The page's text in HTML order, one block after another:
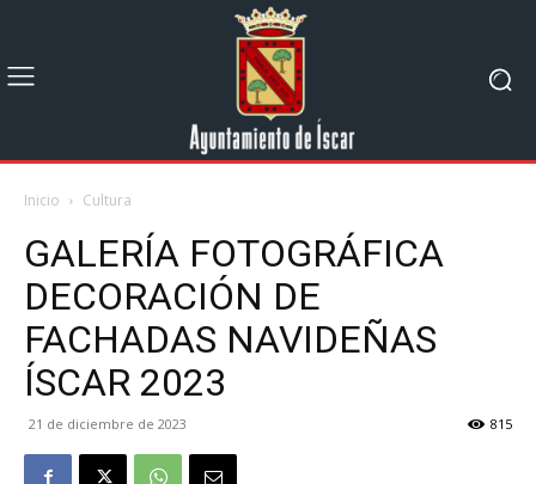
Inicio Cultura
GALERÍA FOTOGRÁFICA
DECORACIÓN DE
FACHADAS NAVIDEÑAS
ÍSCAR 2023
21 de diciembre de 2023 815